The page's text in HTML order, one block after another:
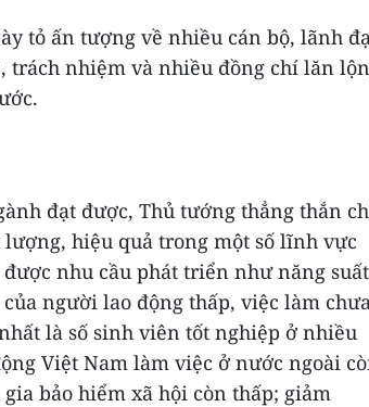
tỏ ấn tượng về nhiều cán bộ, lãnh
trách nhiệm và nhiều đồng chí lăn
đạt được, Thủ tướng thẳng thắn
hiệu quả trong một số lĩnh vực
nhu cầu phát triển như năng suất
người lao động thấp, việc làm
là số sinh viên tốt nghiệp ở nhiều
Việt Nam làm việc ở nước ngoài
bảo hiểm xã hội còn thấp; giảm